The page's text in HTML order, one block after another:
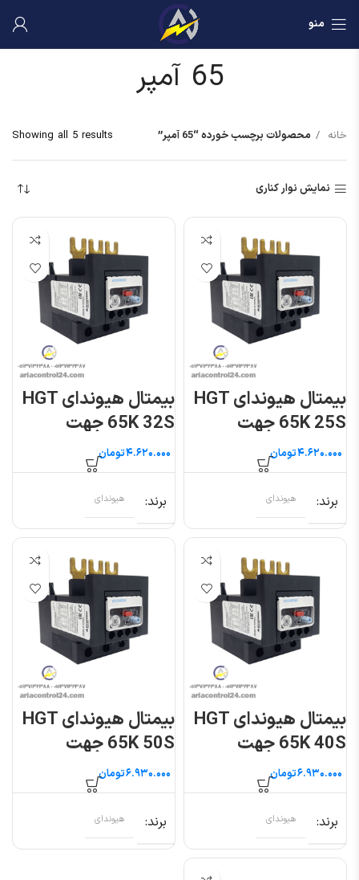
منو
65 آمپر
خانه محصولات برچسب خورده “65 آمپر” Showing all 5 results
نمایش نوار کناری
بیمتال هیوندای HGT
65K 25S جهت
کنتاکتور ۵۰ تا ۶۵ آمپرتومان
برند هیوندای
بیمتال هیوندای HGT
65K 32S جهت
کنتاکتور ۵۰ تا ۶۵ آمپرتومان
برند هیوندای
بیمتال هیوندای HGT
65K 40S جهت
کنتاکتور ۵۰ تا ۶۵ آمپرتومان
برند هیوندای
بیمتال هیوندای HGT
65K 50S جهت
کنتاکتور ۵۰ تا ۶۵ آمپرتومان
برند هیوندای